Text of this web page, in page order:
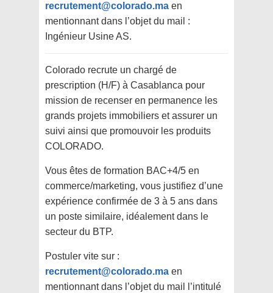
recrutement@colorado.ma en
mentionnant dans l’objet du mail :
Ingénieur Usine AS.
Colorado recrute un chargé de
prescription (H/F) à Casablanca pour
mission de recenser en permanence les
grands projets immobiliers et assurer un
suivi ainsi que promouvoir les produits
COLORADO.
Vous êtes de formation BAC+4/5 en
commerce/marketing, vous justifiez d’une
expérience confirmée de 3 à 5 ans dans
un poste similaire, idéalement dans le
secteur du BTP.
Postuler vite sur :
recrutement@colorado.ma en
mentionnant dans l’objet du mail l’intitulé